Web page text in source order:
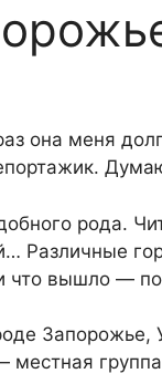
она меня
рода.
Различные
что вышло —